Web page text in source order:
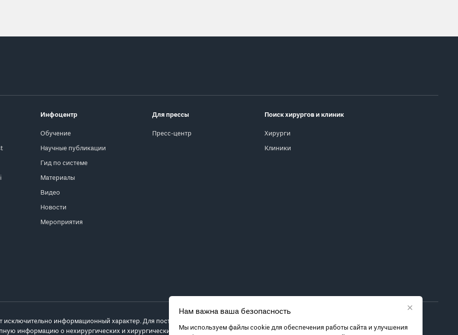
×
Нам важна ваша безопасность
Мы используем файлы cookie для обеспечения работы сайта и улучшения
Инфоцентр
Обучение
Научные публикации
Гид по системе
Материалы
Видео
Новости
Мероприятия
Для прессы
Пресс-центр
Поиск хирургов и клиник
Хирурги
Клиники
информационный характер. Для постановки диагноза и выбора метода лечения обратитесь за консультацией к
информацию о нехирургических и хирургических вариантах лечения и связанных с ними рисках, чтобы принять обоснованное